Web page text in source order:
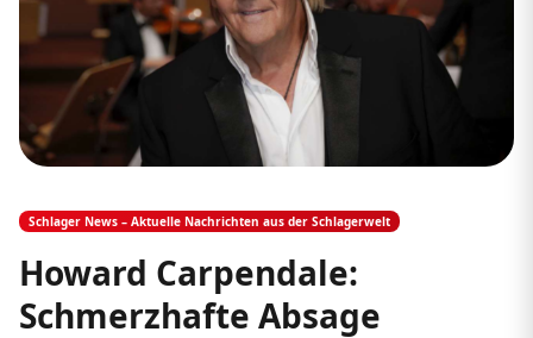
Schlager News – Aktuelle Nachrichten aus der Schlagerwelt
Howard Carpendale:
Schmerzhafte Absage